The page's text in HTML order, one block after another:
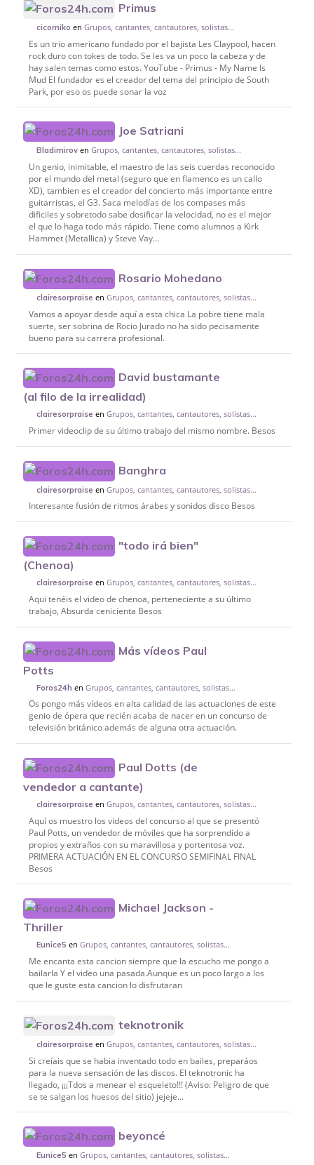
Primus
cicomiko enGrupos, cantantes, cantautores, solistas...
Es un trio americano fundado por el bajista Les Claypool, hacen
rock duro con tokes de todo. Se les va un poco la cabeza y de
hay salen temas como estos. YouTube - Primus - My Name Is
Mud El fundador es el creador del tema del principio de South
Park, por eso os puede sonar la voz
Joe Satriani
Bladimirov enGrupos, cantantes, cantautores, solistas...
Un genio, inimitable, el maestro de las seis cuerdas reconocido
por el mundo del metal (seguro que en flamenco es un callo
XD), tambien es el creador del concierto más importante entre
guitarristas, el G3. Saca melodías de los compases más
dificiles y sobretodo sabe dosificar la velocidad, no es el mejor
el que lo haga todo más rápido. Tiene como alumnos a Kirk
Hammet (Metallica) y Steve Vay...
Rosario Mohedano
clairesorpraise enGrupos, cantantes, cantautores, solistas...
Vamos a apoyar desde aquí a esta chica La pobre tiene mala
suerte, ser sobrina de Rocio Jurado no ha sido pecisamente
bueno para su carrera profesional.
David bustamante
(al filo de la irrealidad)
clairesorpraise enGrupos, cantantes, cantautores, solistas...
Primer videoclip de su último trabajo del mismo nombre. Besos
Banghra
clairesorpraise enGrupos, cantantes, cantautores, solistas...
Interesante fusión de ritmos árabes y sonidos disco Besos
"todo irá bien"
(Chenoa)
clairesorpraise enGrupos, cantantes, cantautores, solistas...
Aqui tenéis el video de chenoa, perteneciente a su último
trabajo, Absurda cenicienta Besos
Más vídeos Paul
Potts
Foros24h enGrupos, cantantes, cantautores, solistas...
Os pongo más vídeos en alta calidad de las actuaciones de este
genio de ópera que recién acaba de nacer en un concurso de
televisión británico además de alguna otra actuación.
Paul Dotts (de
vendedor a cantante)
clairesorpraise enGrupos, cantantes, cantautores, solistas...
Aquí os muestro los videos del concurso al que se presentó
Paul Potts, un vendedor de móviles que ha sorprendido a
propios y extraños con su maravillosa y portentosa voz.
PRIMERA ACTUACIÓN EN EL CONCURSO SEMIFINAL FINAL
Besos
Michael Jackson -
Thriller
Eunice5 enGrupos, cantantes, cantautores, solistas...
Me encanta esta cancion siempre que la escucho me pongo a
bailarla Y el video una pasada.Aunque es un poco largo a los
que le guste esta cancion lo disfrutaran
teknotronik
clairesorpraise enGrupos, cantantes, cantautores, solistas...
Si creíais que se habia inventado todo en bailes, preparáos
para la nueva sensación de las discos. El teknotronic ha
llegado, ¡¡¡Tdos a menear el esqueleto!!! (Aviso: Peligro de que
se te salgan los huesos del sitio) jejeje...
beyoncé
Eunice5 enGrupos, cantantes, cantautores, solistas...